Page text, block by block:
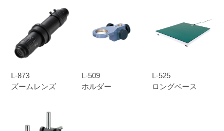
L-873
ズームレンズ
L-509
ホルダー
L-525
ロングベース